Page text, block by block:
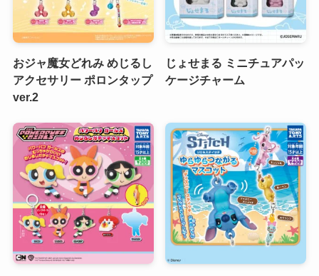
おジャ魔女どれみ めじるし
アクセサリー ポロンタップ
ver.2
じょせまる ミニチュアパッ
ケージチャーム